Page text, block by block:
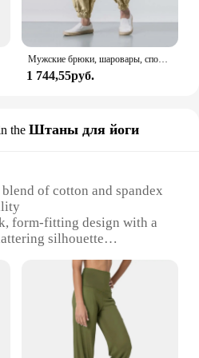
Мужские брюки, шаровары, спортивная одежда, одежда для спортзала, спецодежда, спортивный костюм, роскошные мешковатые джоггеры, прямые брюки Y2k, летние брюки большого размера
1 744,55руб.
the Штаны для йоги
of cotton and spandex
form-fitting design with a
silhouette
Suitable for various
to casual outings
or Quantity: Available in
of body types
Moisture-wicking fabric